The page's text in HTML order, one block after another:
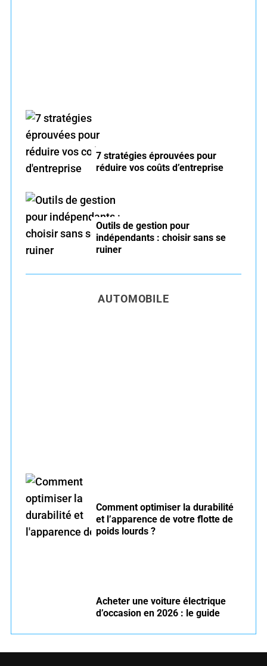
7 stratégies éprouvées pour
réduire vos coûts d’entreprise
Outils de gestion pour
indépendants : choisir sans se
ruiner
AUTOMOBILE
Comment optimiser la durabilité
et l’apparence de votre flotte de
poids lourds ?
Acheter une voiture électrique
d’occasion en 2026 : le guide